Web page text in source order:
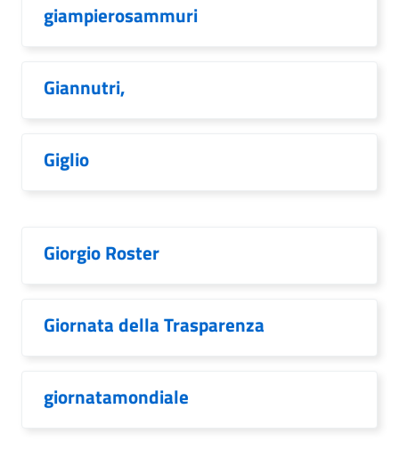
giampierosammuri
Giannutri,
Giglio
Giorgio Roster
Giornata della Trasparenza
giornatamondiale